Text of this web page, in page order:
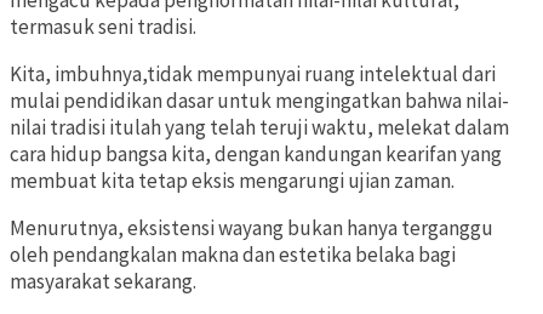
termasuk seni tradisi.
Kita, imbuhnya,tidak mempunyai ruang intelektual dari
mulai pendidikan dasar untuk mengingatkan bahwa nilai-
nilai tradisi itulah yang telah teruji waktu, melekat dalam
cara hidup bangsa kita, dengan kandungan kearifan yang
membuat kita tetap eksis mengarungi ujian zaman.
Menurutnya, eksistensi wayang bukan hanya terganggu
oleh pendangkalan makna dan estetika belaka bagi
masyarakat sekarang.